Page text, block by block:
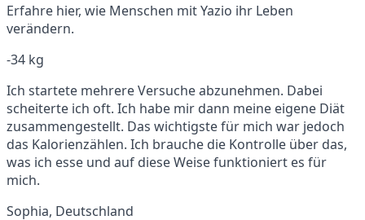
Erfahre hier, wie Menschen mit Yazio ihr Leben
verändern.
-34 kg
Ich startete mehrere Versuche abzunehmen. Dabei
scheiterte ich oft. Ich habe mir dann meine eigene Diät
zusammengestellt. Das wichtigste für mich war jedoch
das Kalorienzählen. Ich brauche die Kontrolle über das,
was ich esse und auf diese Weise funktioniert es für
mich.
Sophia, Deutschland